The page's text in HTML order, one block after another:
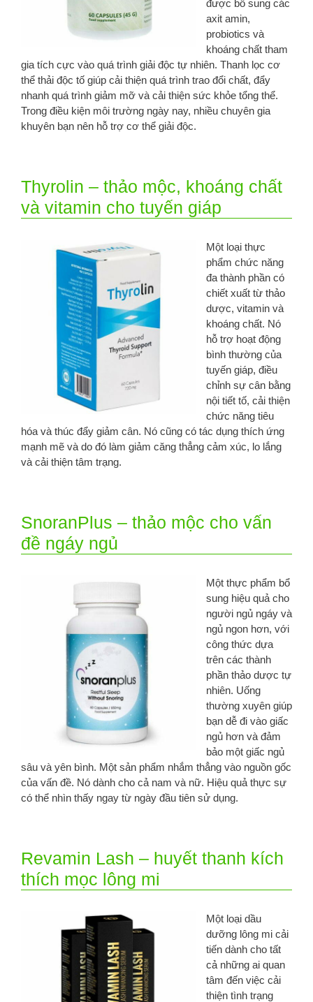
được bổ sung các
axit amin,
probiotics và
khoáng chất tham
gia tích cực vào quá trình giải độc tự nhiên. Thanh lọc cơ
thể thải độc tố giúp cải thiện quá trình trao đổi chất, đẩy
nhanh quá trình giảm mỡ và cải thiện sức khỏe tổng thể.
Trong điều kiện môi trường ngày nay, nhiều chuyên gia
khuyên bạn nên hỗ trợ cơ thể giải độc.
Thyrolin – thảo mộc, khoáng chất
và vitamin cho tuyến giáp
Một loại thực
phẩm chức năng
đa thành phần có
chiết xuất từ ​​thảo
dược, vitamin và
khoáng chất. Nó
hỗ trợ hoạt động
bình thường của
tuyến giáp, điều
chỉnh sự cân bằng
nội tiết tố, cải thiện
chức năng tiêu
hóa và thúc đẩy giảm cân. Nó cũng có tác dụng thích ứng
mạnh mẽ và do đó làm giảm căng thẳng cảm xúc, lo lắng
và cải thiện tâm trạng.
SnoranPlus – thảo mộc cho vấn
đề ngáy ngủ
Một thực phẩm bổ
sung hiệu quả cho
người ngủ ngáy và
ngủ ngon hơn, với
công thức dựa
trên các thành
phần thảo dược tự
nhiên. Uống
thường xuyên giúp
bạn dễ đi vào giấc
ngủ hơn và đảm
bảo một giấc ngủ
sâu và yên bình. Một sản phẩm nhắm thẳng vào nguồn gốc
của vấn đề. Nó dành cho cả nam và nữ. Hiệu quả thực sự
có thể nhìn thấy ngay từ ngày đầu tiên sử dụng.
Revamin Lash – huyết thanh kích
thích mọc lông mi
Một loại dầu
dưỡng lông mi cải
tiến dành cho tất
cả những ai quan
tâm đến việc cải
thiện tình trạng